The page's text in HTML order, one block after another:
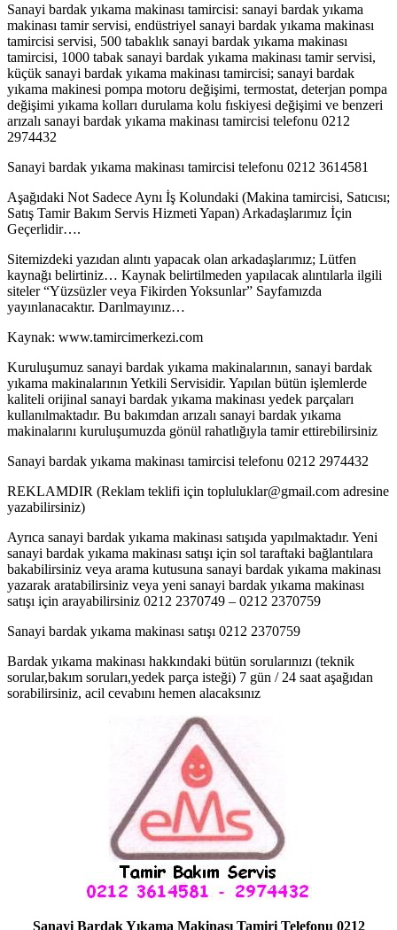
Sanayi bardak yıkama makinası tamircisi: sanayi bardak yıkama
makinası tamir servisi, endüstriyel sanayi bardak yıkama makinası
tamircisi servisi, 500 tabaklık sanayi bardak yıkama makinası
tamircisi, 1000 tabak sanayi bardak yıkama makinası tamir servisi,
küçük sanayi bardak yıkama makinası tamircisi; sanayi bardak
yıkama makinesi pompa motoru değişimi, termostat, deterjan pompa
değişimi yıkama kolları durulama kolu fıskiyesi değişimi ve benzeri
arızalı sanayi bardak yıkama makinası tamircisi telefonu 0212
2974432
Sanayi bardak yıkama makinası tamircisi telefonu 0212 3614581
Aşağıdaki Not Sadece Aynı İş Kolundaki (Makina tamircisi, Satıcısı;
Satış Tamir Bakım Servis Hizmeti Yapan) Arkadaşlarımız İçin
Geçerlidir….
Sitemizdeki yazıdan alıntı yapacak olan arkadaşlarımız; Lütfen
kaynağı belirtiniz… Kaynak belirtilmeden yapılacak alıntılarla ilgili
siteler “Yüzsüzler veya Fikirden Yoksunlar” Sayfamızda
yayınlanacaktır. Darılmayınız…
Kaynak: www.tamircimerkezi.com
Kuruluşumuz sanayi bardak yıkama makinalarının, sanayi bardak
yıkama makinalarının Yetkili Servisidir. Yapılan bütün işlemlerde
kaliteli orijinal sanayi bardak yıkama makinası yedek parçaları
kullanılmaktadır. Bu bakımdan arızalı sanayi bardak yıkama
makinalarını kuruluşumuzda gönül rahatlığıyla tamir ettirebilirsiniz
Sanayi bardak yıkama makinası tamircisi telefonu 0212 2974432
REKLAMDIR (Reklam teklifi için topluluklar@gmail.com adresine
yazabilirsiniz)
Ayrıca sanayi bardak yıkama makinası satışıda yapılmaktadır. Yeni
sanayi bardak yıkama makinası satışı için sol taraftaki bağlantılara
bakabilirsiniz veya arama kutusuna sanayi bardak yıkama makinası
yazarak aratabilirsiniz veya yeni sanayi bardak yıkama makinası
satışı için arayabilirsiniz 0212 2370749 – 0212 2370759
Sanayi bardak yıkama makinası satışı 0212 2370759
Bardak yıkama makinası hakkındaki bütün sorularınızı (teknik
sorular,bakım soruları,yedek parça isteği) 7 gün / 24 saat aşağıdan
sorabilirsiniz, acil cevabını hemen alacaksınız
Sanayi Bardak Yıkama Makinası Tamiri Telefonu 0212